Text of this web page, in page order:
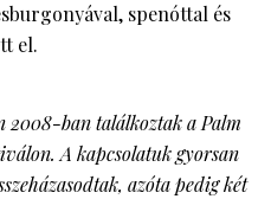
spenóttal és
el.
2008-ban találkoztak a Palm
A kapcsolatuk gyorsan
azóta pedig két